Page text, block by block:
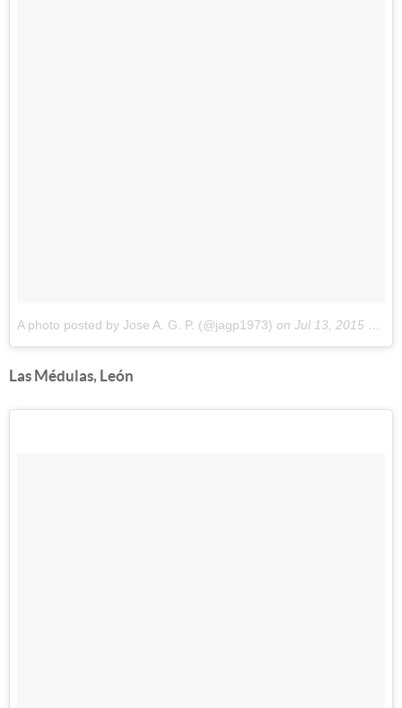
A photo posted by Jose A. G. P. (@jagp1973) on Jul 13, 2015 at 10:03pm PDT
Las Médulas, León